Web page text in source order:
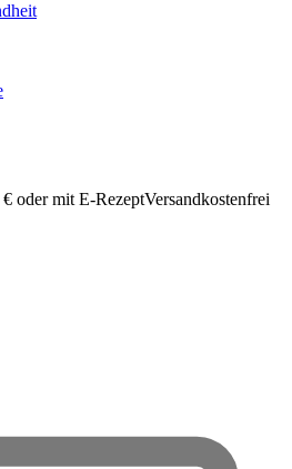
oder mit E-RezeptVersandkostenfrei